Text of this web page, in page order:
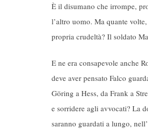
È il disumano che irrompe,
l’altro uomo. Ma quante
propria crudeltà? Il soldato
E ne era consapevole anche
deve aver pensato Falco
Göring a Hess, da Frank a
e sorridere agli avvocati? La
saranno guardati a lungo,